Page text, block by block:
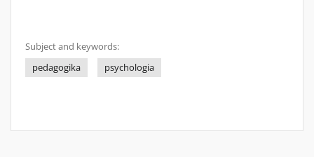
Subject and keywords:
pedagogika
psychologia